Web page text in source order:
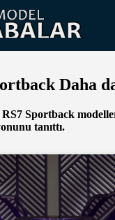
Daha
Sportback
tanıttı.